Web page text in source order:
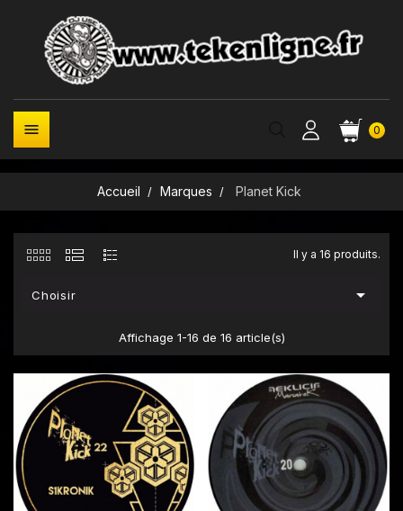
0

Accueil Marques Planet Kick
Il y a 16 produits.
Choisir 
Affichage 1-16 de 16 article(s)